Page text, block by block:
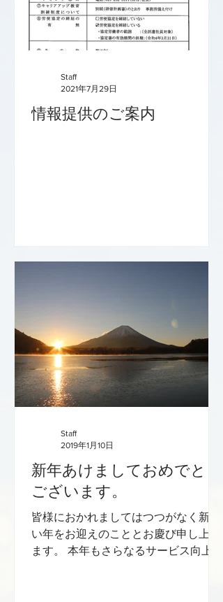
情報提供のご案内
Staff
2021年7月29日
新年あけましておめでとう
ございます。
皆様におかれましてはつつがなく新し
い年をお迎えのこととお慶び申し上げ
ます。 本年もさらなるサービス向上に
Staff
2019年1月10日